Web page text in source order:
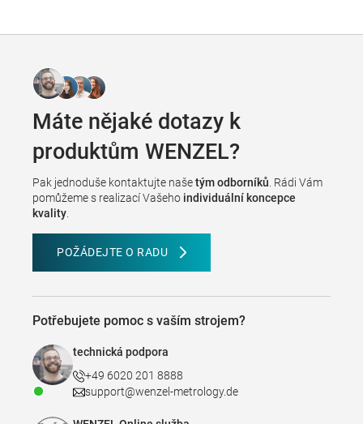
Máte nějaké dotazy k
produktům WENZEL?
Pak jednoduše kontaktujte našetým odborníků . Rádi Vám
pomůžeme s realizací Vašeho individuální koncepce
kvality
POŽÁDEJTE O RADU
Potřebujete pomoc s vaším strojem?
technická podpora
+49 6020 201 8888
support@wenzel-metrology.de